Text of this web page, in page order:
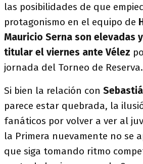
las posibilidades de que
protagonismo en el equipo de
Mauricio Serna son elevadas
titular el viernes ante Vélez
jornada del Torneo de Reserva.
Si bien la relación con
parece estar quebrada, la
fanáticos por volver a ver al
la Primera nuevamente no se
que siga tomando ritmo